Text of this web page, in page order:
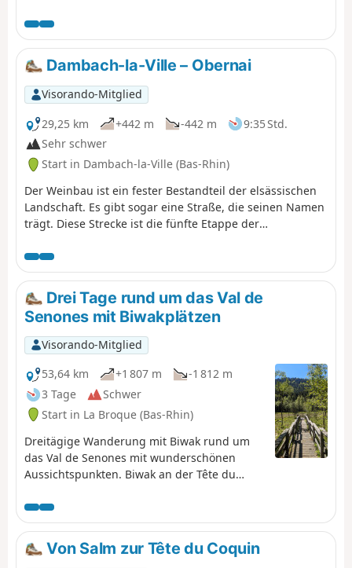
und bestehen aus Schildern mit einem orangefarbenen
oder roten Mountainbike-Logo und der Aufschrift TMV
(Traversée du Massif Vosgien).
Dambach-la-Ville – Obernai
Visorando-Mitglied
29,25 km
+442 m -442 m
9:35 Std.
Sehr schwer
Start in Dambach-la-Ville (Bas-Rhin)
Der Weinbau ist ein fester Bestandteil der elsässischen
Landschaft. Es gibt sogar eine Straße, die seinen Namen
trägt. Diese Strecke ist die fünfte Etappe der
mit Obernai. Aussichtspunkte gibt es sehr viele,
außerhalb der Dörfer sind sie geradezu allgegenwärtig.
Die Dörfer selbst sind sehr typisch mit hübschen
Fachwerkhäusern und besitzen einen unbestreitbaren
Charme. Auch das Kulturerbe ist ebenso gut vertreten.
Drei Tage rund um das Val de
Senones mit Biwakplätzen
Visorando-Mitglied
53,64 km
+1 807 m
-1 812 m
3 Tage
Schwer
Start in La Broque (Bas-Rhin)
Dreitägige Wanderung mit Biwak rund um
das Val de Senones mit wunderschönen
Aussichtspunkten. Biwak an der Tête du
Von Salm zur Tête du Coquin